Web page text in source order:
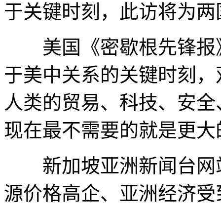
于关键时刻，此访将为
美国《密歇根先锋报
于美中关系的关键时刻
人类的贸易、科技、安
现在最不需要的就是更大
新加坡亚洲新闻台网
源价格高企、亚洲经济